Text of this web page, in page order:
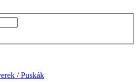
/ Puskák